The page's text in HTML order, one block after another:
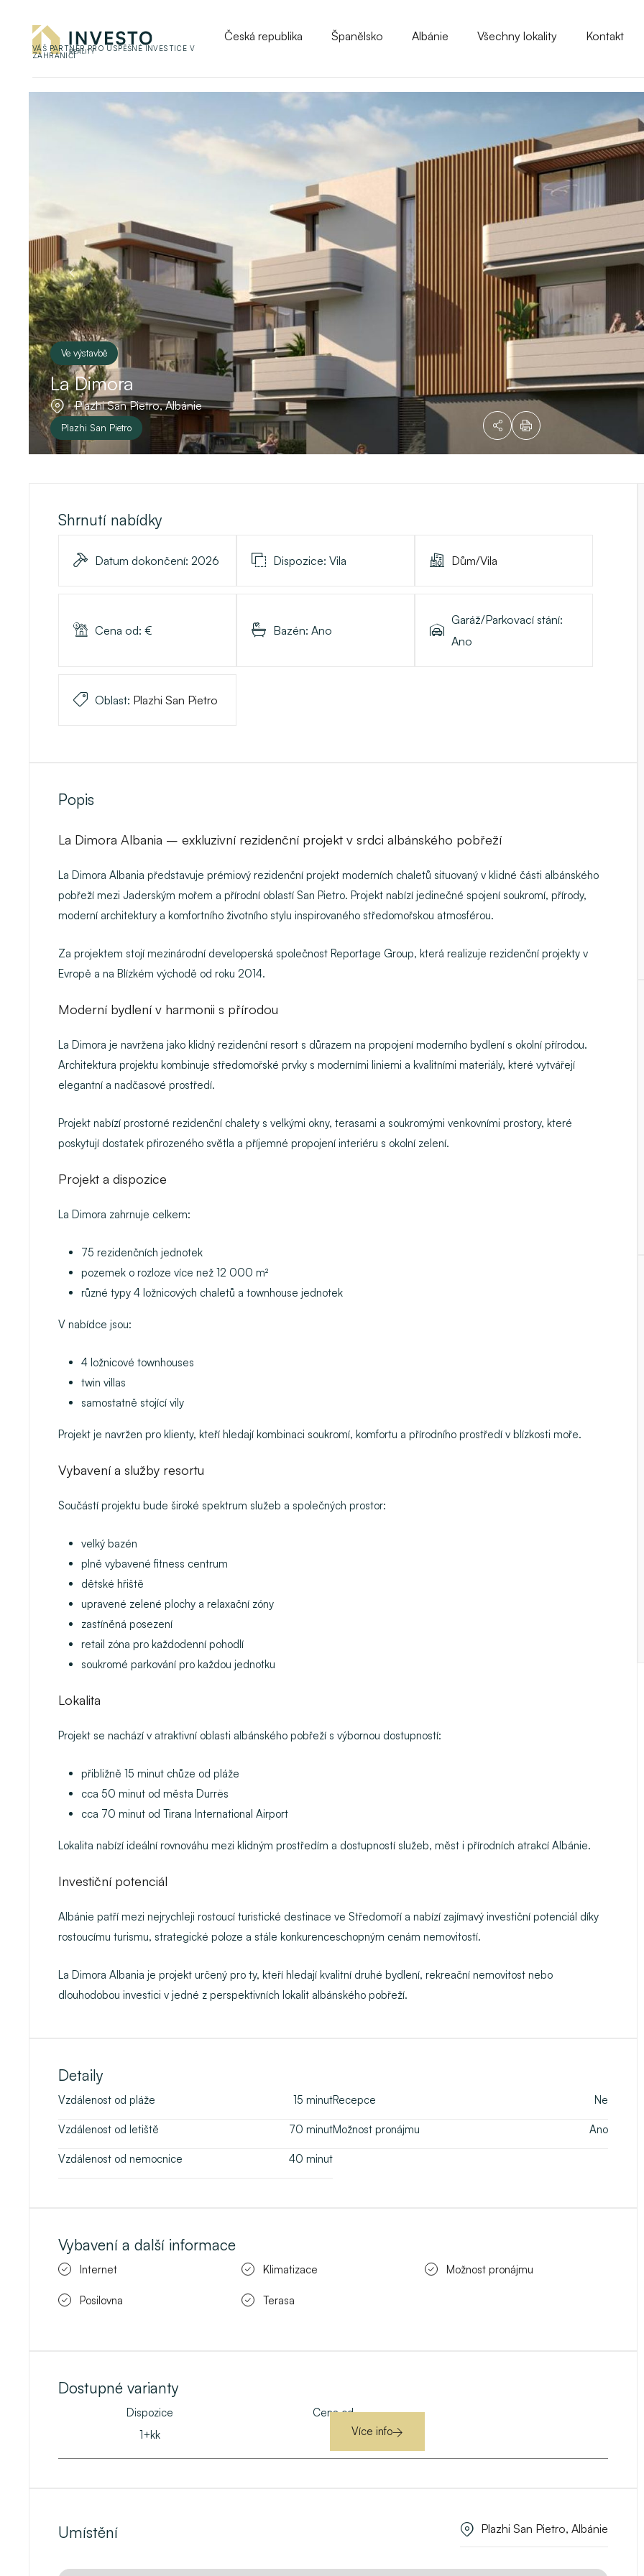
VÁŠ PARTNER PRO ÚSPĚŠNÉ INVESTICE V
ZAHRANIČÍ
Česká republika Španělsko Albánie Všechny lokality Kontakt
Ve výstavbě
La Dimora
Plazhi San Pietro, Albánie
Plazhi San Pietro
Shrnutí nabídky
Datum dokončení: 2026 Dispozice: Vila Dům/Vila
Cena od: € Bazén: Ano
Garáž/Parkovací stání:
Ano
Oblast: Plazhi San Pietro
Popis
La Dimora Albania – exkluzivní rezidenční projekt v srdci albánského pobřeží
La Dimora Albania představuje prémiový rezidenční projekt moderních chaletů situovaný v klidné části albánského
pobřeží mezi Jaderským mořem a přírodní oblastí San Pietro. Projekt nabízí jedinečné spojení soukromí, přírody,
moderní architektury a komfortního životního stylu inspirovaného středomořskou atmosférou.
Za projektem stojí mezinárodní developerská společnost Reportage Group, která realizuje rezidenční projekty v
Evropě a na Blízkém východě od roku 2014.
Moderní bydlení v harmonii s přírodou
La Dimora je navržena jako klidný rezidenční resort s důrazem na propojení moderního bydlení s okolní přírodou.
Architektura projektu kombinuje středomořské prvky s moderními liniemi a kvalitními materiály, které vytvářejí
elegantní a nadčasové prostředí.
Projekt nabízí prostorné rezidenční chalety s velkými okny, terasami a soukromými venkovními prostory, které
poskytují dostatek přirozeného světla a příjemné propojení interiéru s okolní zelení.
Projekt a dispozice
La Dimora zahrnuje celkem:
75 rezidenčních jednotek
pozemek o rozloze více než 12 000 m²
různé typy 4 ložnicových chaletů a townhouse jednotek
V nabídce jsou:
4 ložnicové townhouses
twin villas
samostatně stojící vily
Projekt je navržen pro klienty, kteří hledají kombinaci soukromí, komfortu a přírodního prostředí v blízkosti moře.
Vybavení a služby resortu
Součástí projektu bude široké spektrum služeb a společných prostor:
velký bazén
plně vybavené fitness centrum
dětské hřiště
upravené zelené plochy a relaxační zóny
zastíněná posezení
retail zóna pro každodenní pohodlí
soukromé parkování pro každou jednotku
Lokalita
Projekt se nachází v atraktivní oblasti albánského pobřeží s výbornou dostupností:
přibližně 15 minut chůze od pláže
cca 50 minut od města Durrës
cca 70 minut od Tirana International Airport
Lokalita nabízí ideální rovnováhu mezi klidným prostředím a dostupností služeb, měst i přírodních atrakcí Albánie.
Investiční potenciál
Albánie patří mezi nejrychleji rostoucí turistické destinace ve Středomoří a nabízí zajímavý investiční potenciál díky
rostoucímu turismu, strategické poloze a stále konkurenceschopným cenám nemovitostí.
La Dimora Albania je projekt určený pro ty, kteří hledají kvalitní druhé bydlení, rekreační nemovitost nebo
dlouhodobou investici v jedné z perspektivních lokalit albánského pobřeží.
Detaily
Vzdálenost od pláže 15minutRecepce Ne
Vzdálenost od letiště 70minutMožnost pronájmu Ano
Vzdálenost od nemocnice 40minut
Vybavení a další informace
Internet Klimatizace Možnost pronájmu
Posilovna Terasa
Dostupné varianty
Dispozice
Cena od
1+kk
Více info
Umístění Plazhi San Pietro, Albánie